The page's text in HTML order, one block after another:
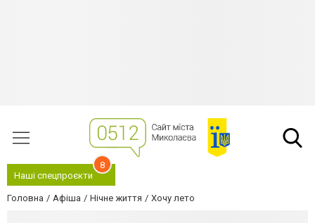
Наші спецпроєкти
8
Головна Афіша Нічне життя Хочу лето